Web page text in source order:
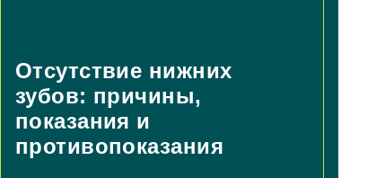
Отсутствие нижних
зубов: причины,
показания и
противопоказания